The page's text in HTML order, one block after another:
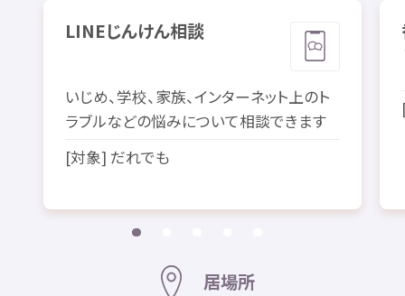
LINEじんけん相談
いじめ、学校、家族、インターネット上のト
ラブルなどの悩みについて相談できます
[対象] だれでも
居場所